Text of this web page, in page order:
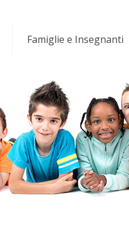
Famiglie e Insegnanti